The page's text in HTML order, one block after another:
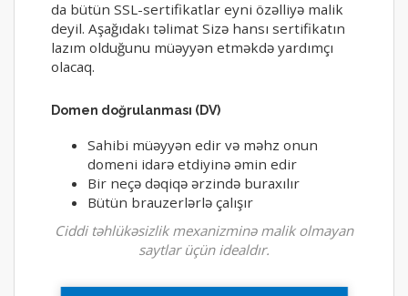
da bütün SSL-sertifikatlar eyni özəlliyə malik
deyil. Aşağıdakı təlimat Sizə hansı sertifikatın
lazım olduğunu müəyyən etməkdə yardımçı
olacaq.
Domen doğrulanması (DV)
Sahibi müəyyən edir və məhz onun
domeni idarə etdiyinə əmin edir
Bir neçə dəqiqə ərzində buraxılır
Bütün brauzerlərlə çalışır
Ciddi təhlükəsizlik mexanizminə malik olmayan
saytlar üçün idealdır.